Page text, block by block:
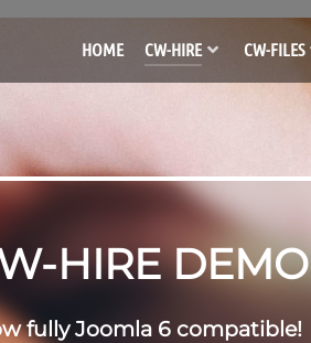
HOME CW-HIRE CW-FILES
HIRE DEMO
fully Joomla 6 compatible!